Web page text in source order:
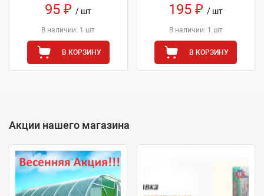
95 ₽/ шт
В наличии: 1 шт
В КОРЗИНУ
195 ₽/ шт
В наличии: 1 шт
В КОРЗИНУ
Акции нашего магазина